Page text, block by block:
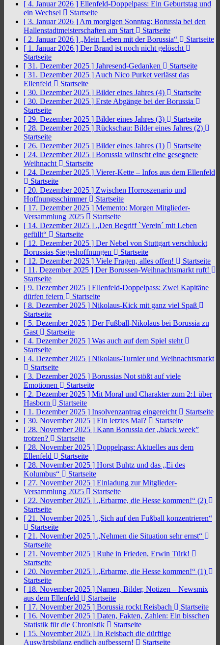
[ 4. Januar 2026 ] Ellenfeld-Doppelpass: Ein Geburtstag und
ein Wechsel
Startseite
[ 3. Januar 2026 ] Am morgigen Sonntag: Borussia bei den
Hallenstadtmeisterschaften am Start
Startseite
[ 2. Januar 2026 ] „Mein Leben mit der Borussia“
Startseite
[ 1. Januar 2026 ] Der Brand ist noch nicht gelöscht
Startseite
[ 31. Dezember 2025 ] Jahresend-Gedanken
Startseite
[ 31. Dezember 2025 ] Auch Nico Purket verlässt das
Ellenfeld
Startseite
[ 30. Dezember 2025 ] Bilder eines Jahres (4)
Startseite
[ 30. Dezember 2025 ] Erste Abgänge bei der Borussia
Startseite
[ 29. Dezember 2025 ] Bilder eines Jahres (3)
Startseite
[ 28. Dezember 2025 ] Rückschau: Bilder eines Jahres (2)
Startseite
[ 26. Dezember 2025 ] Bilder eines Jahres (1)
Startseite
[ 24. Dezember 2025 ] Borussia wünscht eine gesegnete
Weihnacht
Startseite
[ 24. Dezember 2025 ] Vierer-Kette – Infos aus dem Ellenfeld
Startseite
[ 20. Dezember 2025 ] Zwischen Horroszenario und
Hoffnungsschimmer
Startseite
[ 17. Dezember 2025 ] Memento: Morgen Mitglieder-
Versammlung 2025
Startseite
[ 14. Dezember 2025 ] „Den Begriff `Verein´ mit Leben
gefüllt“
Startseite
[ 12. Dezember 2025 ] Der Nebel von Stuttgart verschluckt
Borussias Siegeshoffnungen
Startseite
[ 12. Dezember 2025 ] Viele Fragen, alles offen!
Startseite
[ 11. Dezember 2025 ] Der Borussen-Weihnachtsmarkt ruft!
Startseite
[ 9. Dezember 2025 ] Ellenfeld-Doppelpass: Zwei Kapitäne
dürfen feiern
Startseite
[ 8. Dezember 2025 ] Nikolaus-Kick mit ganz viel Spaß
Startseite
[ 5. Dezember 2025 ] Der Fußball-Nikolaus bei Borussia zu
Gast
Startseite
[ 4. Dezember 2025 ] Was auch auf dem Spiel steht
Startseite
[ 4. Dezember 2025 ] Nikolaus-Turnier und Weihnachtsmarkt
Startseite
[ 3. Dezember 2025 ] Borussias Not stößt auf viele
Emotionen
Startseite
[ 2. Dezember 2025 ] Mit Moral und Charakter zum 2:1 über
Hasborn
Startseite
[ 1. Dezember 2025 ] Insolvenzantrag eingereicht
Startseite
[ 30. November 2025 ] Ein letztes Mal?
Startseite
[ 28. November 2025 ] Kann Borussia der „black week”
trotzen?
Startseite
[ 28. November 2025 ] Doppelpass: Aktuelles aus dem
Ellenfeld
Startseite
[ 28. November 2025 ] Horst Buhtz und das „Ei des
Kolumbus“
Startseite
[ 27. November 2025 ] Einladung zur Mitglieder-
Versammlung 2025
Startseite
[ 22. November 2025 ] „Erbarme, die Hesse kommen!“ (2)
Startseite
[ 21. November 2025 ] „Sich auf den Fußball konzentrieren“
Startseite
[ 21. November 2025 ] „Nehmen die Situation sehr ernst“
Startseite
[ 21. November 2025 ] Ruhe in Frieden, Erwin Türk!
Startseite
[ 20. November 2025 ] „Erbarme, die Hesse kommen!“ (1)
Startseite
[ 18. November 2025 ] Namen, Bilder, Notizen – Newsmix
aus dem Ellenfeld
Startseite
[ 17. November 2025 ] Borussia rockt Reisbach
Startseite
[ 16. November 2025 ] Daten, Fakten, Zahlen: Ein bisschen
Statistik für die Chronistik
Startseite
[ 15. November 2025 ] In Reisbach die dürftige
Auswärtsbilanz endlich aufbessern!
Startseite